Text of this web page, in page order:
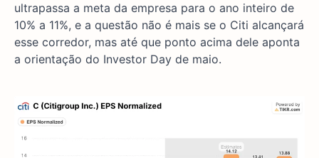
ultrapassa a meta da empresa para o ano inteiro de
10% a 11%, e a questão não é mais se o Citi alcançará
esse corredor, mas até que ponto acima dele aponta
a orientação do Investor Day de maio.